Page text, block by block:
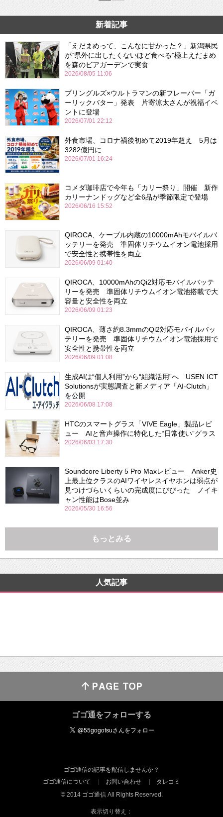
新着記事
「えだまめって、こんなに甘かった？」新潟県民
が“県外に出したくないほど食べる”極上えだまめ
を森のビアガーデンで実食
2026/08/05 11:06
プリングルズ×ウルトラマンの新フレーバー「ガ
ーリックバター」発表 片寄涼太さんが祝福イベ
ントに登場
2026/07/01 22:12
外食市場、コロナ禍後初めて2019年超え 5月は
3282億円に
2026/07/01 16:24
コメダ珈琲店で今年も「カリー祭り」開催 新作
カリーナンドッグなど全6品が季節限定で登場
2026/06/16 15:52
QIROCA、ケーブル内蔵の10000mAhモバイルバ
ッテリーを発売 準固体リチウムイオン電池採用
で安全性と携帯性を両立
2026/06/09 01:40
QIROCA、10000mAhのQi2対応モバイルバッテ
リーを発売 準固体リチウムイオン電池搭載で大
容量と安全性を両立
2026/06/09 01:23
QIROCA、薄さ約8.3mmのQi2対応モバイルバッ
テリーを発売 準固体リチウムイオン電池採用で
安全性と携帯性を両立
2026/06/09 01:08
生成AIは“個人利用”から“組織活用”へ USEN ICT
Solutionsが実態調査と新メディア「AI-Clutch」
を公開
2026/06/08 17:08
HTCのスマートグラス「VIVE Eagle」製品レビ
ュー AIと音声操作に特化した“日常使い”グラス
2026/06/03 17:30
Soundcore Liberty 5 Pro Maxレビュー Anker史
上最上位クラスのAIワイヤレスイヤホンは弱点が
見つけづらいくらいの完成度にびびった ノイキ
ャン性能はBose並み
2026/05/30 16:56
もっとみる
人気記事
ゴゴ通をフォローする
ゴゴ通信の記事を配信しませんか？
ゴゴ通信について
お問い合わせ
タレコミ
© 2014 ゴゴ通信 All Rights Reserved.
表示切り替え：